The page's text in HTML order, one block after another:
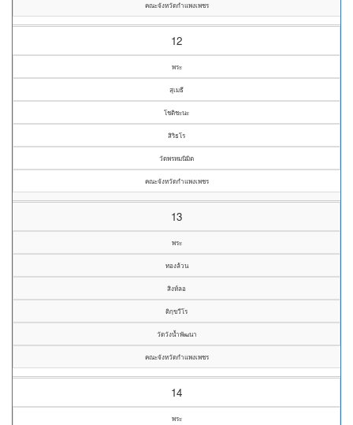
คณะจังหวัดกำแพงเพชร
12
พระ
สุเมธี
โชติชะนะ
สิริธโร
วัดพรหมนิมิต
คณะจังหวัดกำแพงเพชร
13
พระ
ทองล้วน
สิงห์ลอ
ติกฺขวีโร
วัดวังน้ำพัฒนา
คณะจังหวัดกำแพงเพชร
14
พระ